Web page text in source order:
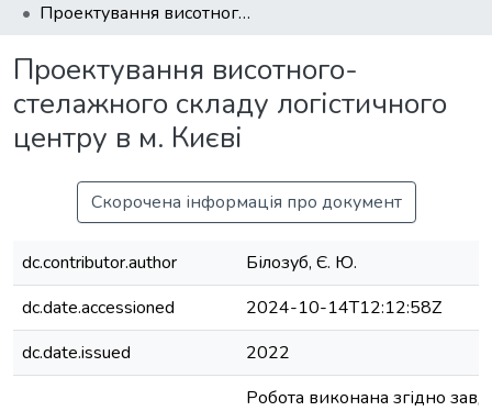
Проектування висотного-стелажного складу логістичного центру в м. Києві
Проектування висотного-
стелажного складу логістичного
центру в м. Києві
Скорочена інформація про документ
dc.contributor.author
Білозуб, Є. Ю.
dc.date.accessioned
2024-10-14T12:12:58Z
dc.date.issued
2022
Робота виконана згідно